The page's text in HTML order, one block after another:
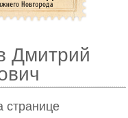
Дмитрий
странице